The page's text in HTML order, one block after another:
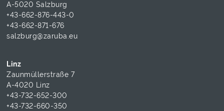
A-5020 Salzburg
+43-662-876-443-0
+43-662-871-676
salzburg@zaruba.eu
Linz
Zaunmüllerstraße 7
A-4020 Linz
+43-732-652-300
+43-732-660-350